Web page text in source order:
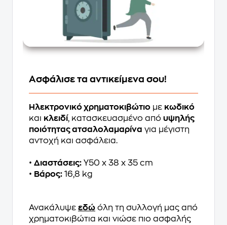
Ασφάλισε τα αντικείμενα σου!
Ηλεκτρονικό χρηματοκιβώτιο με κωδικό
και κλειδί, κατασκευασμένο από υψηλής
ποιότητας ατσαλολαμαρίνα για μέγιστη
αντοχή και ασφάλεια.
• Διαστάσεις: Υ50 x 38 x 35 cm
• Βάρος: 16,8 kg
Ανακάλυψε εδώ όλη τη συλλογή μας από
χρηματοκιβώτια και νιώσε πιο ασφαλής